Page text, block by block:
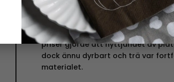
gränser på vad man kan ha
placera dem. I början av 1800-
valsverk på allvar rivalisera med
priser gjorde att nyttjandet av
dock ännu dyrbart och trä var
materialet.